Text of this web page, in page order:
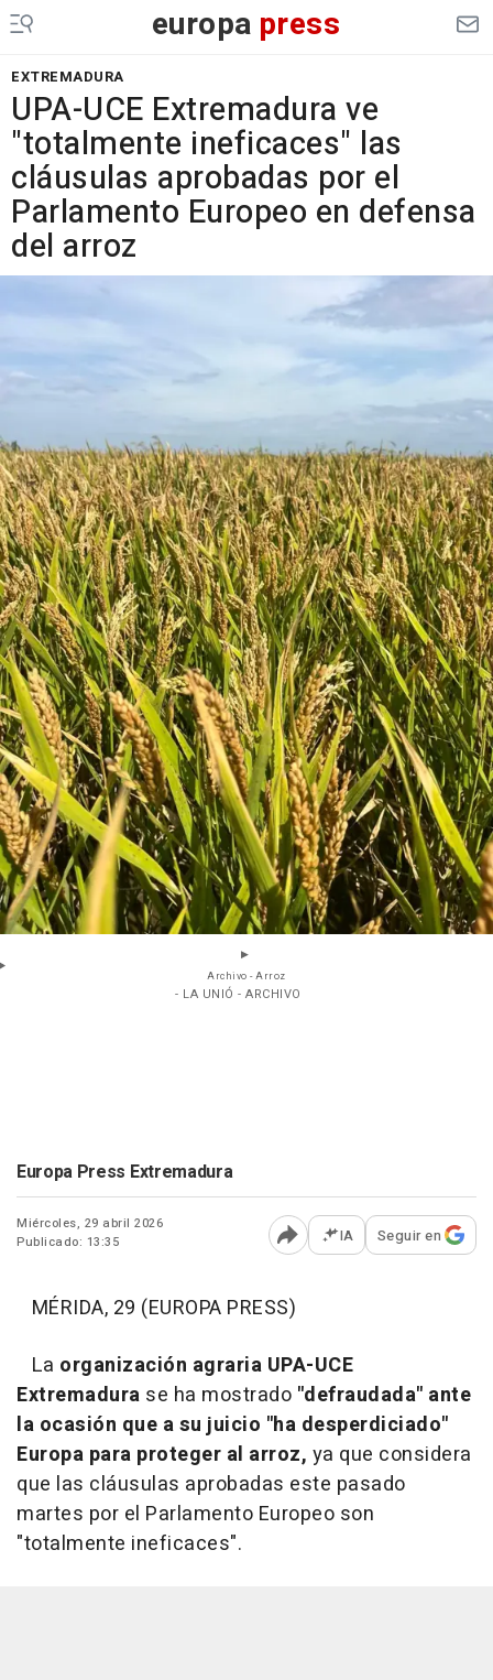
europa press
EXTREMADURA
UPA-UCE Extremadura ve
"totalmente ineficaces" las
cláusulas aprobadas por el
Parlamento Europeo en defensa
del arroz
Archivo - Arroz
- LA UNIÓ - ARCHIVO
Europa Press Extremadura
Miércoles, 29 abril 2026
Publicado: 13:35
Abrir opciones para
IA Seguir en
MÉRIDA, 29 (EUROPA PRESS)
La organización agraria UPA-UCE
Extremadura se ha mostrado "defraudada" ante
la ocasión que a su juicio "ha desperdiciado"
Europa para proteger al arroz, ya que considera
que las cláusulas aprobadas este pasado
martes por el Parlamento Europeo son
"totalmente ineficaces".